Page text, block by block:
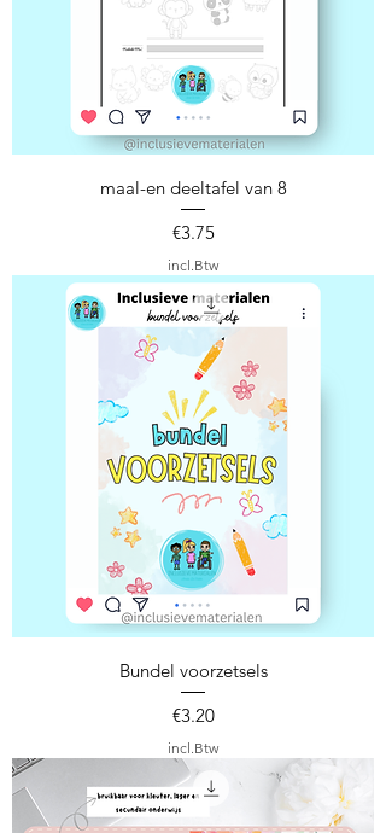
maal-en deeltafel van 8
Prijs
€3.75
incl.Btw
Bundel voorzetsels
Prijs
€3.20
incl.Btw